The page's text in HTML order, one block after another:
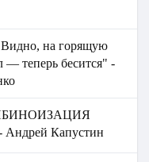
Видно, на горящую
— теперь бесится" -
Капустин